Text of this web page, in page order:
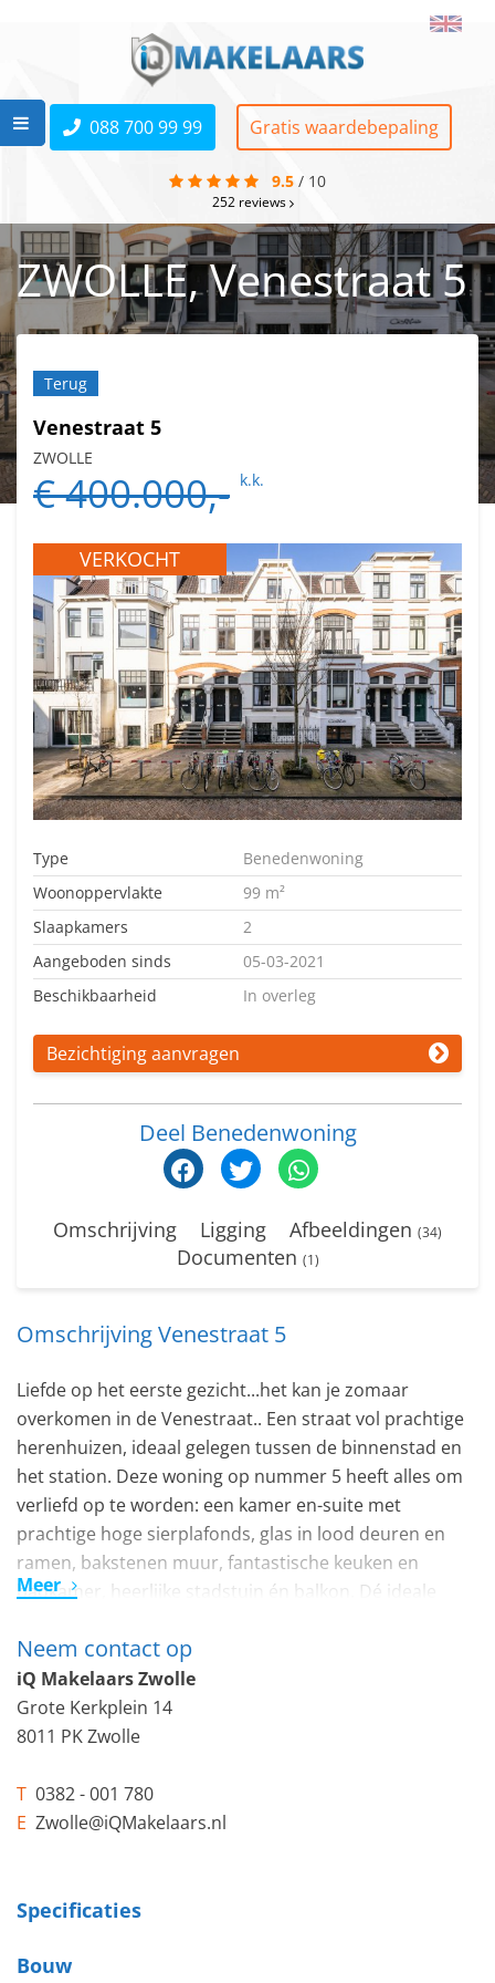
088 700 99 99 Gratis waardebepaling
9.5 / 10
252 reviews
ZWOLLE, Venestraat 5
Terug
Venestraat 5
ZWOLLE
€ 400.000,- k.k.
VERKOCHT
Type
Benedenwoning
Woonoppervlakte
99 m²
Slaapkamers
2
Aangeboden sinds
05-03-2021
Beschikbaarheid
In overleg
Bezichtiging aanvragen
Deel Benedenwoning
Omschrijving Ligging Afbeeldingen (34)
Documenten (1)
Omschrijving Venestraat 5
Liefde op het eerste gezicht...het kan je zomaar
overkomen in de Venestraat.. Een straat vol prachtige
herenhuizen, ideaal gelegen tussen de binnenstad en
het station. Deze woning op nummer 5 heeft alles om
verliefd op te worden: een kamer en-suite met
prachtige hoge sierplafonds, glas in lood deuren en
ramen, bakstenen muur, fantastische keuken en
badkamer, heerlijke stadstuin én balkon. Dé ideale
met behoud van de charme van een karakteristiek oud
pand. En dat op een heerlijke plek, op slechts enkele
minuten lopen naar de binnenstad!
Statig trapje naar de voordeur, entree, hal met
meterkast, trap naar het souterrain, net toilet en
Gezellige woonkamer met houtkachel met schouw. De
verbonden met de moderne, witte strakke keuken met
Meer
Neem contact op
iQ Makelaars Zwolle
Grote Kerkplein 14
8011 PK Zwolle
T 0382 - 001 780
E Zwolle@iQMakelaars.nl
Specificaties
Bouw